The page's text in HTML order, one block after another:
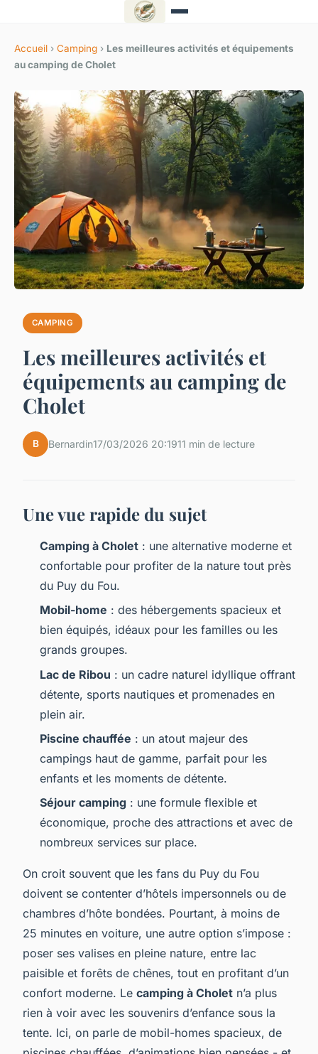
Accueil › Camping › Les meilleures activités et équipements
au camping de Cholet
CAMPING
Les meilleures activités et
équipements au camping de
Cholet
B Bernardin17/03/2026 20:1911 min de lecture
Une vue rapide du sujet
Camping à Cholet : une alternative moderne et
confortable pour profiter de la nature tout près
du Puy du Fou.
Mobil-home : des hébergements spacieux et
bien équipés, idéaux pour les familles ou les
grands groupes.
Lac de Ribou : un cadre naturel idyllique offrant
détente, sports nautiques et promenades en
plein air.
Piscine chauffée : un atout majeur des
campings haut de gamme, parfait pour les
enfants et les moments de détente.
Séjour camping : une formule flexible et
économique, proche des attractions et avec de
nombreux services sur place.
On croit souvent que les fans du Puy du Fou
doivent se contenter d’hôtels impersonnels ou de
chambres d’hôte bondées. Pourtant, à moins de
25 minutes en voiture, une autre option s’impose :
poser ses valises en pleine nature, entre lac
paisible et forêts de chênes, tout en profitant d’un
confort moderne. Le camping à Cholet n’a plus
rien à voir avec les souvenirs d’enfance sous la
tente. Ici, on parle de mobil-homes spacieux, de